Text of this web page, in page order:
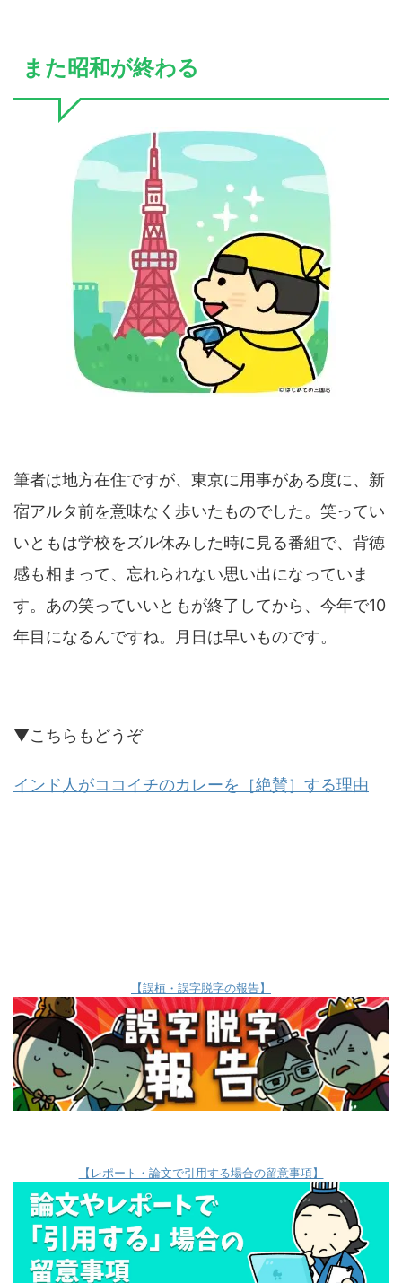
また昭和が終わる
筆者は地方在住ですが、東京に用事がある度に、新
宿アルタ前を意味なく歩いたものでした。笑ってい
いともは学校をズル休みした時に見る番組で、背徳
感も相まって、忘れられない思い出になっていま
す。あの笑っていいともが終了してから、今年で10
年目になるんですね。月日は早いものです。
▼こちらもどうぞ
インド人がココイチのカレーを［絶賛］する理由
【誤植・誤字脱字の報告】
【レポート・論文で引用する場合の留意事項】